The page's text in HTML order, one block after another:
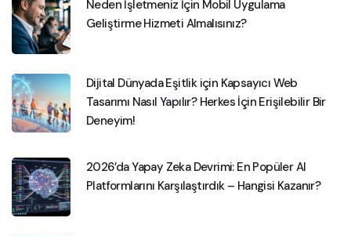
Neden İşletmeniz İçin Mobil Uygulama
Geliştirme Hizmeti Almalısınız?
Dijital Dünyada Eşitlik için Kapsayıcı Web
Tasarımı Nasıl Yapılır? Herkes İçin Erişilebilir Bir
Deneyim!
2026’da Yapay Zeka Devrimi: En Popüler AI
Platformlarını Karşılaştırdık – Hangisi Kazanır?